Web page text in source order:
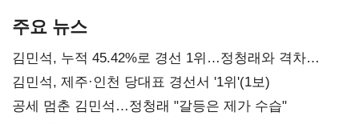
주요 뉴스
김민석, 누적 45.42%로 경선 1위…정청래와 격차
0.86%p(2보)
김민석, 제주·인천 당대표 경선서 '1위'(1보)
공세 멈춘 김민석…정청래 "갈등은 제가 수습"